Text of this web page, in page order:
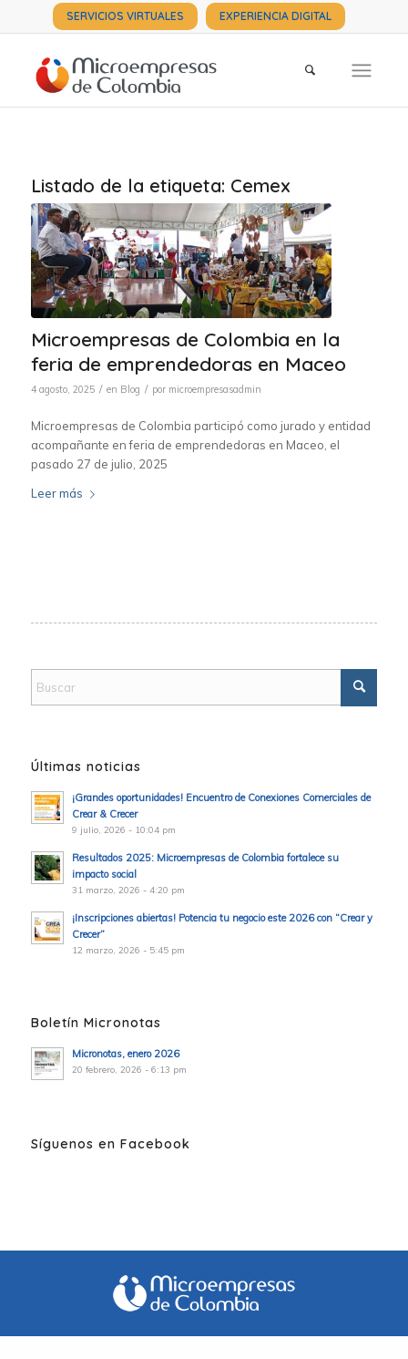
SERVICIOS VIRTUALES EXPERIENCIA DIGITAL
Listado de la etiqueta: Cemex
Microempresas de Colombia en la
feria de emprendedoras en Maceo
4 agosto, 2025 / en Blog / por microempresasadmin
Microempresas de Colombia participó como jurado y entidad
acompañante en feria de emprendedoras en Maceo, el
pasado 27 de julio, 2025
Leer más
Últimas noticias
¡Grandes oportunidades! Encuentro de Conexiones Comerciales de
Crear & Crecer
9 julio, 2026 - 10:04 pm
Resultados 2025: Microempresas de Colombia fortalece su
impacto social
31 marzo, 2026 - 4:20 pm
¡Inscripciones abiertas! Potencia tu negocio este 2026 con “Crear y
Crecer”
12 marzo, 2026 - 5:45 pm
Boletín Micronotas
Micronotas, enero 2026
20 febrero, 2026 - 6:13 pm
Síguenos en Facebook